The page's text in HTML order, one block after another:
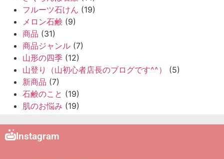
フルーツ石けん (19)
メロン石鹸 (9)
商品 (31)
商品ジャンル (7)
山形の四季 (12)
山登り（山初心者店長のブログです^^）
(5)
新商品 (7)
石鹸のこと (19)
肌のお悩み (19)
Instagram